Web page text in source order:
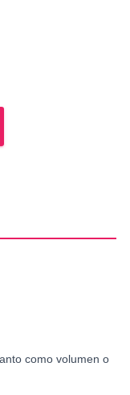
como volumen o